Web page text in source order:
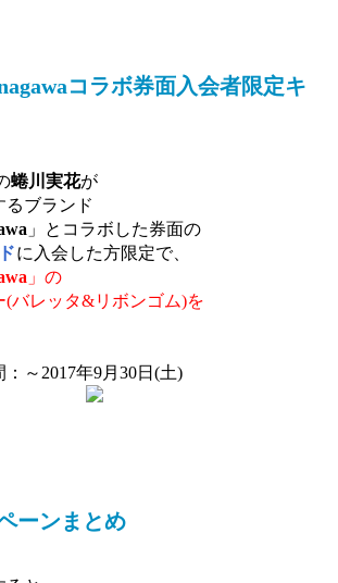
コラボ券面入会者限定キ
蜷川実花が
るブランド
」とコラボした券面の
に入会した方限定で、
」の
(バレッタ&リボンゴム)を
～2017年9月30日(土)
ーンまとめ